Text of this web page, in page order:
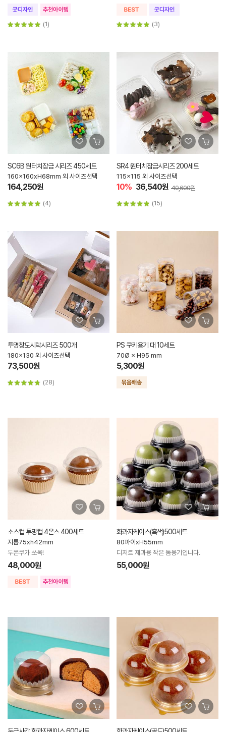
(1) (3)
SC6B 원터치잠금 시리즈 450세트
160x160xH68mm 외 사이즈선택
164,250원
(4)
SR4 원터치잠금시리즈 200세트
115x115 외 사이즈선택
10% 36,540원 40,600원
(15)
투명창도시락시리즈 500개
180x130 외 사이즈선택
73,500원
(28)
PS 쿠키용기 대 10세트
70Ø × H95 mm
5,300원
소스컵 투명컵 4온스 400세트
지름75xh42mm
두쫀쿠가 쏘옥!
48,000원
화과자케이스(흑색)500세트
80파이xH55mm
디저트 제과용 작은 돔용기입니다.
55,000원